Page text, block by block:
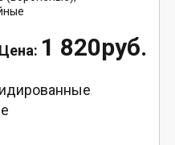
1 820руб.